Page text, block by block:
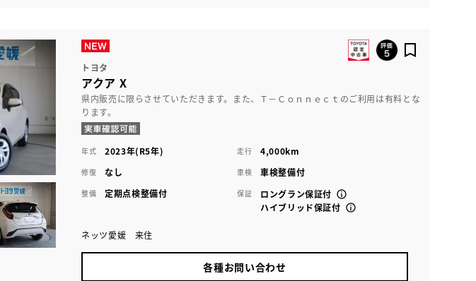
トヨタ
アクア X
県内販売に限らさせていただきます。また、Ｔ－Ｃｏｎｎｅｃｔのご利用は有料とな
ります。
年式 2023年(R5年) 走行 4,000km
修復 なし 車検 車検整備付
整備 定期点検整備付 保証
ロングラン保証付
ハイブリッド保証付
ネッツ愛媛 来住
各種お問い合わせ